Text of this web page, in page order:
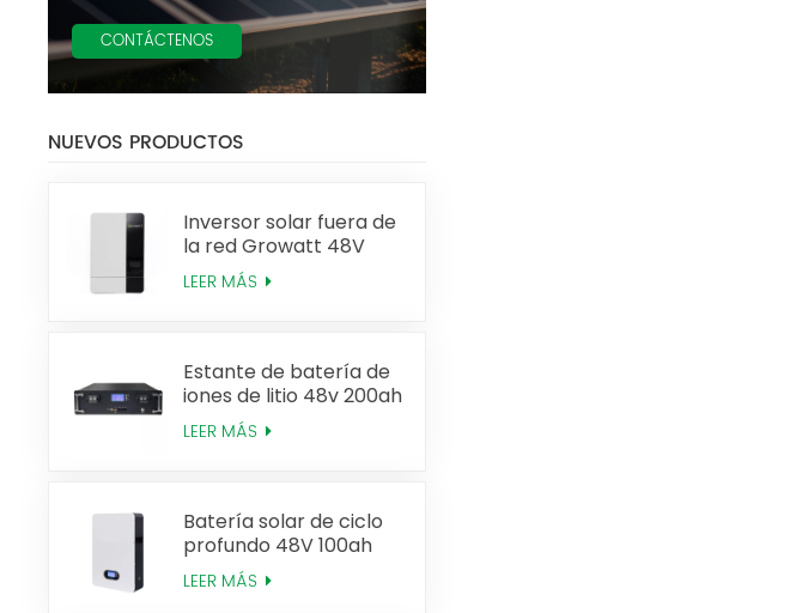
CONTÁCTENOS
NUEVOS PRODUCTOS
Inversor solar fuera de
la red Growatt 48V
3KW 5KW
LEER MÁS
Estante de batería de
iones de litio 48v 200ah
Lifepo4
LEER MÁS
Batería solar de ciclo
profundo 48V 100ah
Powerwall Lifepo4
LEER MÁS